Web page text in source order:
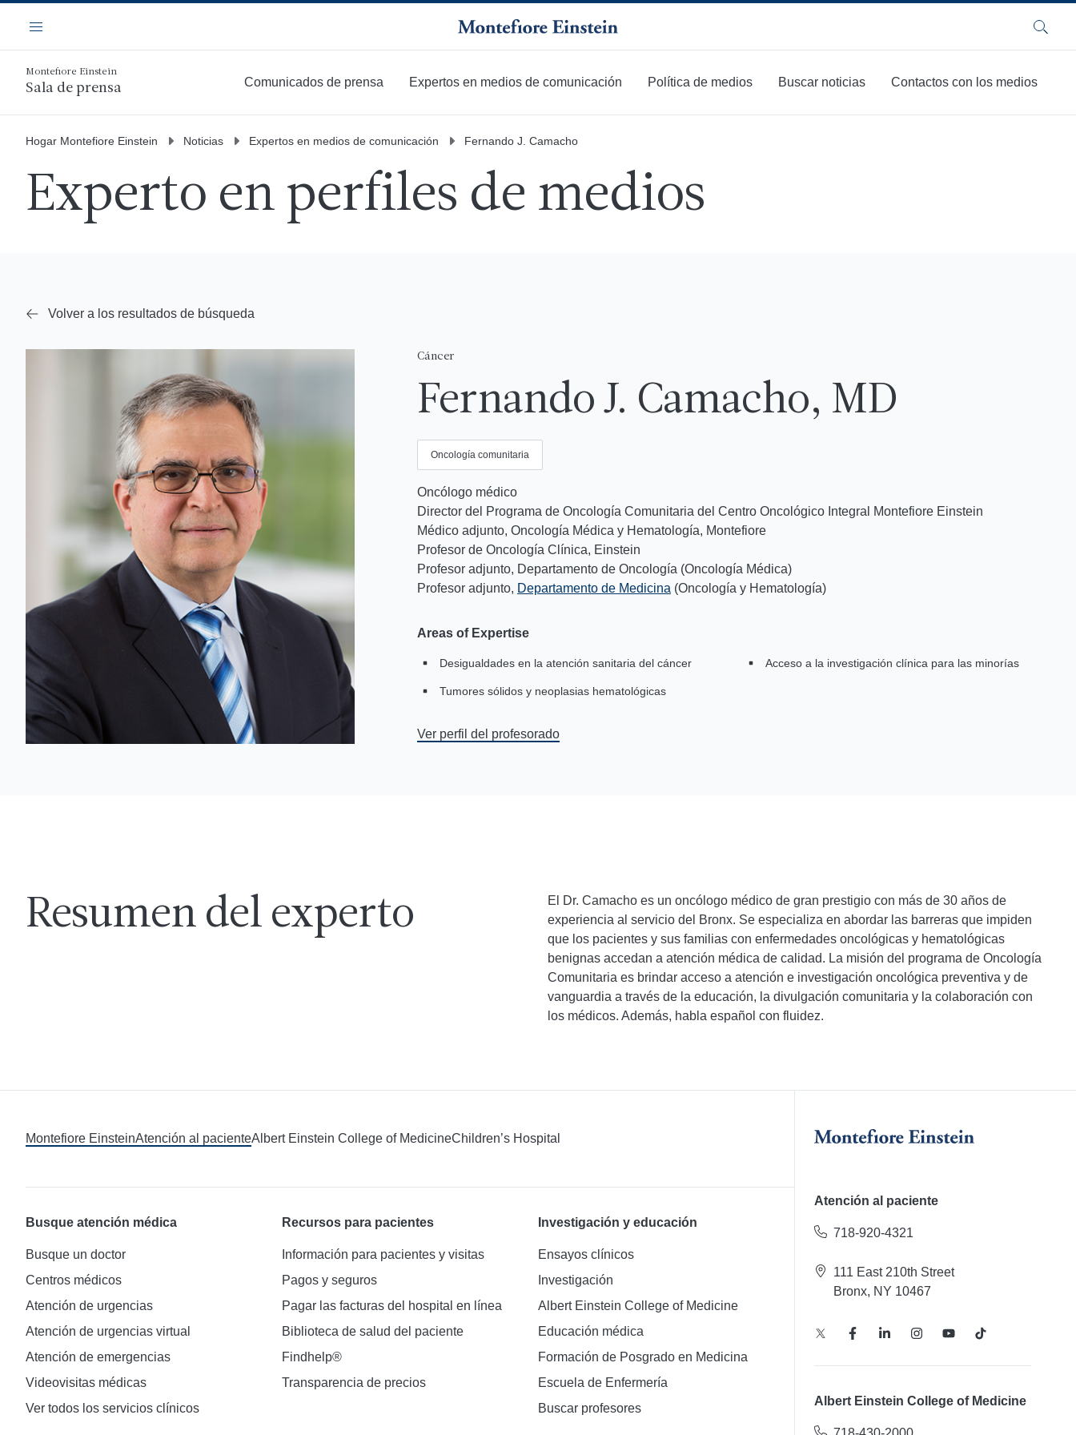
contenido
principal
Navegación
Menú Buscar
Montefiore Einstein
Sala de prensa Comunicados de prensa Expertos en medios de comunicación Política de medios Buscar noticias Contactos con los medios
Hogar Montefiore Einstein Noticias Expertos en medios de comunicación Fernando J. Camacho
Experto en perfiles de medios
Volver a los resultados de búsqueda
Cáncer
Fernando J. Camacho, MD
Oncología comunitaria
Oncólogo médico
Director del Programa de Oncología Comunitaria del Centro Oncológico Integral Montefiore Einstein
Médico adjunto, Oncología Médica y Hematología, Montefiore
Profesor de Oncología Clínica, Einstein
Profesor adjunto, Departamento de Oncología (Oncología Médica)
Profesor adjunto, Departamento de Medicina (Oncología y Hematología)
Areas of Expertise
Desigualdades en la atención sanitaria del cáncer
Tumores sólidos y neoplasias hematológicas
Acceso a la investigación clínica para las minorías
Ver perfil del profesorado
Resumen del experto
El Dr. Camacho es un oncólogo médico de gran prestigio con más de 30 años de
experiencia al servicio del Bronx. Se especializa en abordar las barreras que impiden
que los pacientes y sus familias con enfermedades oncológicas y hematológicas
benignas accedan a atención médica de calidad. La misión del programa de Oncología
Comunitaria es brindar acceso a atención e investigación oncológica preventiva y de
vanguardia a través de la educación, la divulgación comunitaria y la colaboración con
los médicos. Además, habla español con fluidez.
Montefiore EinsteinAtención al pacienteAlbert Einstein College of MedicineChildren’s Hospital
Busque atención médica
Busque un doctor
Centros médicos
Atención de urgencias
Atención de urgencias virtual
Atención de emergencias
Videovisitas médicas
Ver todos los servicios clínicos
Recursos para pacientes
Información para pacientes y visitas
Pagos y seguros
Pagar las facturas del hospital en línea
Biblioteca de salud del paciente
Findhelp®
Transparencia de precios
Investigación y educación
Ensayos clínicos
Investigación
Albert Einstein College of Medicine
Educación médica
Formación de Posgrado en Medicina
Escuela de Enfermería
Buscar profesores
Atención al paciente
718-920-4321
111 East 210th Street
Bronx, NY 10467
Albert Einstein College of Medicine